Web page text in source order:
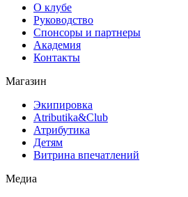
О клубе
Руководство
Спонсоры и партнеры
Академия
Контакты
Магазин
Экипировка
Atributika&Club
Атрибутика
Детям
Витрина впечатлений
Медиа